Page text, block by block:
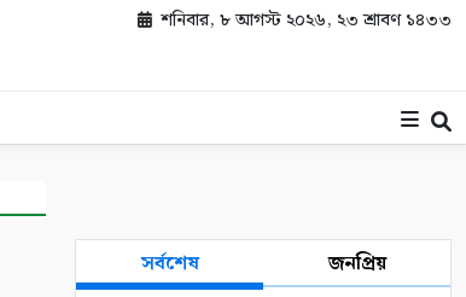
শনিবার, ৮ আগস্ট ২০২৬, ২৩ শ্রাবণ ১৪৩৩
সর্বশেষ জনপ্রিয়